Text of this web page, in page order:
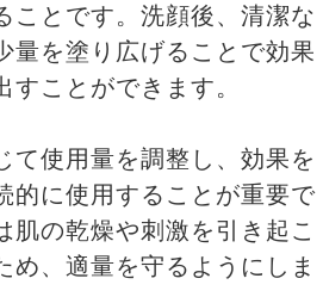
ことです。洗顔後、清潔な
量を塗り広げることで効果
すことができます。
て使用量を調整し、効果を
的に使用することが重要で
肌の乾燥や刺激を引き起こ
め、適量を守るようにしま